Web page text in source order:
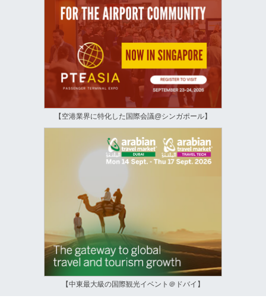
【空港業界に特化した国際会議@シンガポール】
【中東最大級の国際観光イベント＠ドバイ】